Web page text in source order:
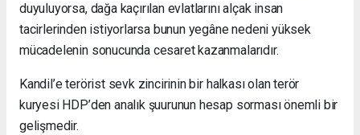
duyuluyorsa, dağa kaçırılan evlatlarını alçak insan
tacirlerinden istiyorlarsa bunun yegâne nedeni yüksek
mücadelenin sonucunda cesaret kazanmalarıdır.
Kandil’e terörist sevk zincirinin bir halkası olan terör
kuryesi HDP’den analık şuurunun hesap sorması önemli bir
gelişmedir.